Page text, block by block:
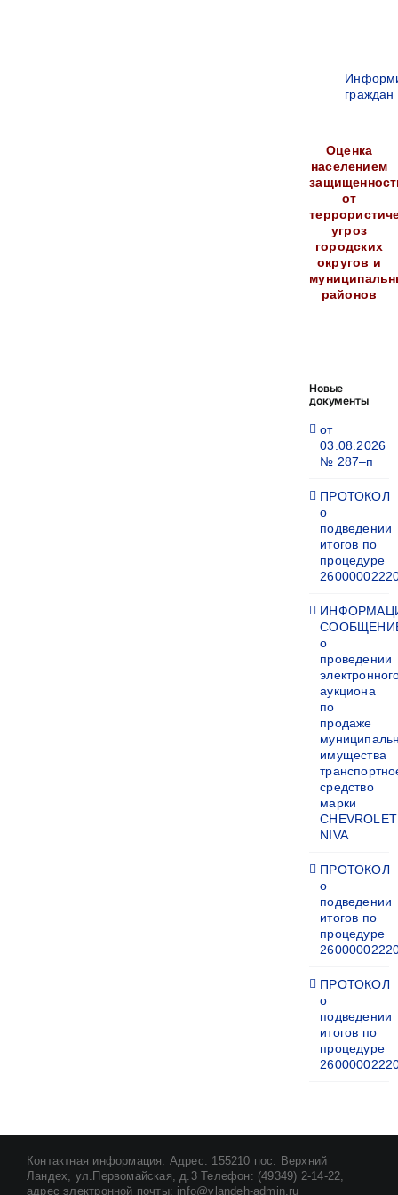
граждан
Оценка
населением
от
угроз
городских
округов и
районов
Новые
документы
от
03.08.2026
№ 287–п
ПРОТОКОЛ
о
подведении
итогов по
процедуре
о
проведении
аукциона
по
продаже
имущества
средство
марки
CHEVROLET
NIVA
ПРОТОКОЛ
о
подведении
итогов по
процедуре
ПРОТОКОЛ
о
подведении
итогов по
процедуре
Контактная информация: Адрес: 155210 пос. Верхний
Ландех, ул.Первомайская, д.3 Телефон: (49349) 2-14-22,
адрес электронной почты: info@vlandeh-admin.ru